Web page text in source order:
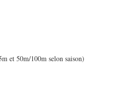
et 50m/100m selon saison)